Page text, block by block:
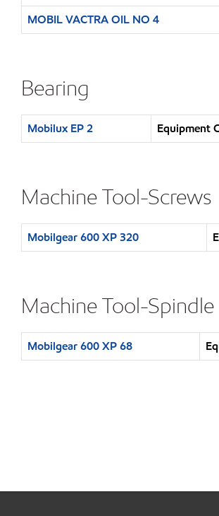
MOBIL VACTRA OIL NO 4
Bearing
Mobilux EP 2 Equipment
Machine Tool-Screws
Mobilgear 600 XP 320
Machine Tool-Spindle
Mobilgear 600 XP 68